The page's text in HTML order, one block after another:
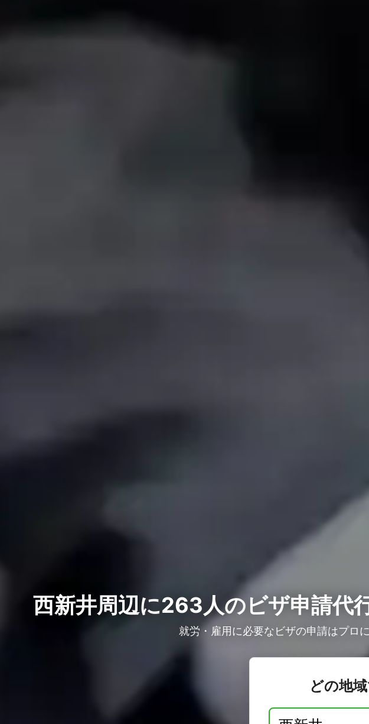
西新井周辺に263人のビザ申請代
就労・雇用に必要なビザの申請はプロ
どの地